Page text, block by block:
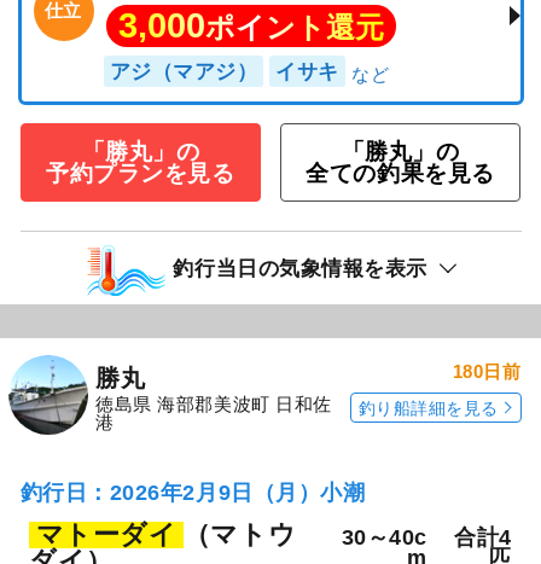
仕立 3,000ポイント還元
アジ（マアジ） イサキ
「勝丸」の
予約プランを見る
「勝丸」の
全ての釣果を見る
釣行当日の気象情報を表示
勝丸
徳島県 海部郡美波町 日和佐
港
180日前
釣り船詳細を見る
釣行日：2026年2月9日（月）小潮
マトーダイ
（マトウ
30～40c
m
合計4
匹